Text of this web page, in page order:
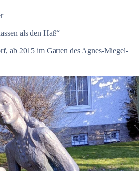
als den Haß“
ab 2015 im Garten des Agnes-Miegel-